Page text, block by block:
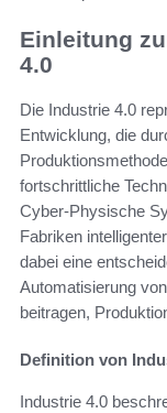
Einleitung
4.0
Die Industrie 4.0
Entwicklung, die
fortschrittliche
Cyber-Physische
Fabriken
dabei eine
Automatisierung
beitragen,
Definition von
Industrie 4.0